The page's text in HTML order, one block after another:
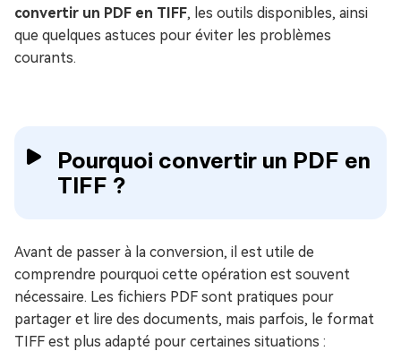
convertir un PDF en TIFF, les outils disponibles, ainsi
que quelques astuces pour éviter les problèmes
courants.
Pourquoi convertir un PDF en
TIFF ?
Avant de passer à la conversion, il est utile de
comprendre pourquoi cette opération est souvent
nécessaire. Les fichiers PDF sont pratiques pour
partager et lire des documents, mais parfois, le format
TIFF est plus adapté pour certaines situations :